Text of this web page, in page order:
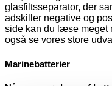
glasfiltsseparator, der
adskiller negative og
side kan du læse meget
også se vores store
Marinebatterier